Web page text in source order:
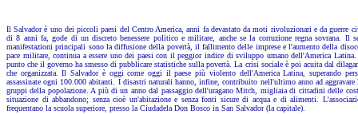
Il Salvador è uno dei piccoli paesi del Centro America, anni fa devastato da moti rivoluzionari e da guerre
di 8 anni fa, gode di un discreto benessere politico e militare, anche se la corruzione regna sovrana. Il
manifestazioni principali sono la diffusione della povertà, il fallimento delle imprese e l'aumento della
pace militare, continua a essere uno dei paesi con il peggior indice di sviluppo umano dell'America
punto che il governo ha smesso di pubblicare statistiche sulla povertà. La crisi sociale è poi acuita dal
che organizzata. Il Salvador è oggi come oggi il paese più violento dell'America Latina, superando
assassinate ogni 100.000 abitanti. I disastri naturali hanno, infine, contribuito nell'ultimo anno ad
gruppi della popolazione. A più di un anno dal passaggio dell'uragano Mitch, migliaia di cittadini delle
situazione di abbandono; senza cioè un'abitazione e senza fonti sicure di acqua e di alimenti.
frequentano la scuola superiore, presso la Ciudadela Don Bosco in San Salvador (la capitale).